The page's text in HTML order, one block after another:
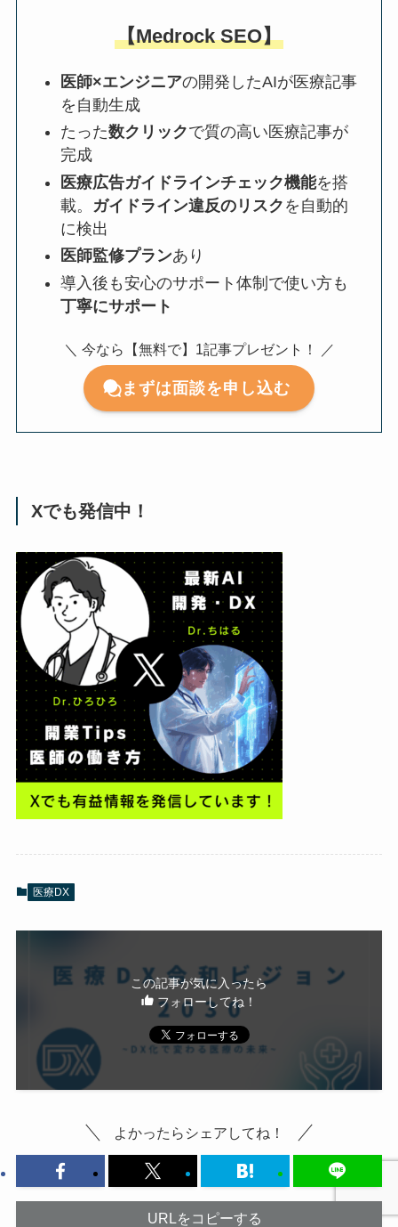
【Medrock SEO】
医師×エンジニアの開発したAIが医療記事
を自動生成
たった数クリックで質の高い医療記事が
完成
医療広告ガイドラインチェック機能を搭
載。 ガイドライン違反のリスク を自動的
に検出
医師監修プランあり
導入後も安心のサポート体制で使い方も
丁寧にサポート
＼ 今なら【無料で】1記事プレゼント！ ／
まずは面談を申し込む
Xでも発信中！
医療DX
この記事が気に入ったら
フォローしてね！
よかったらシェアしてね！
URLをコピーする